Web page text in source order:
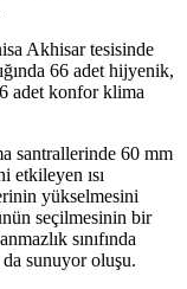
Akhisar tesisinde
66 adet hijyenik,
adet konfor klima
santrallerinde 60 mm
etkileyen ısı
yükselmesini
seçilmesinin bir
sınıfında
da sunuyor oluşu.